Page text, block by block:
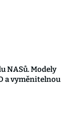
NASů. Modely
a vyměnitelnou